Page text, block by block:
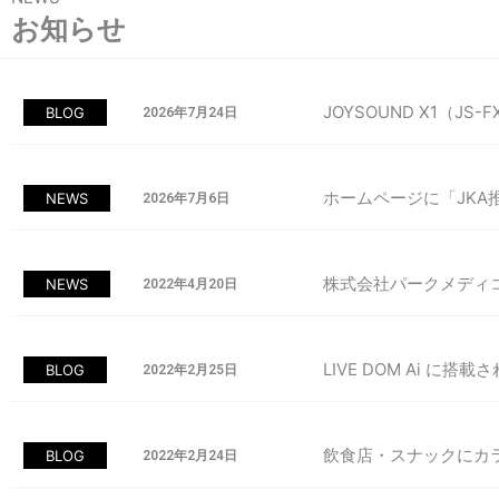
お知らせ
BLOG 2026年7月24日 JOYSOUND X1（JS-
NEWS 2026年7月6日 ホームページに「JKA
NEWS 2022年4月20日 株式会社パークメディ
BLOG 2022年2月25日 LIVE DOM Ai に搭載
BLOG 2022年2月24日 飲食店・スナックにカ